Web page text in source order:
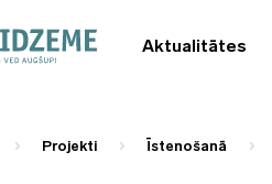
Aktualitātes
Projekti Īstenošanā